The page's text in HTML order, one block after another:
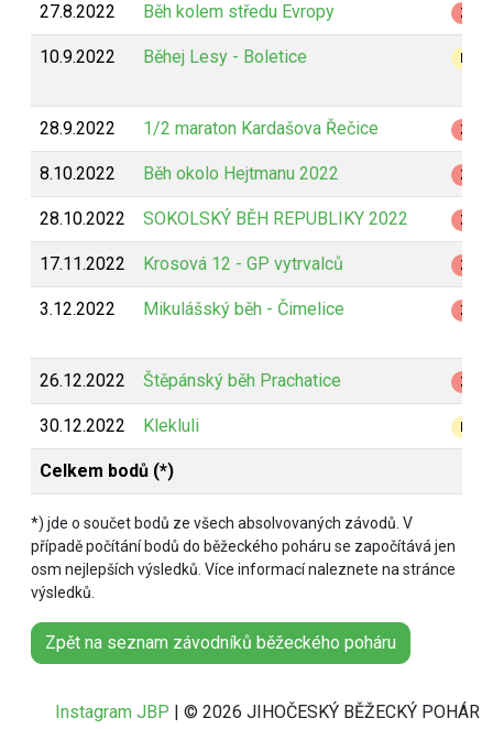
27.8.2022 Běh kolem středu Evropy Z
10.9.2022 Běhej Lesy - Boletice
28.9.2022 1/2 maraton Kardašova Řečice Z
8.10.2022 Běh okolo Hejtmanu 2022 Z
28.10.2022 SOKOLSKÝ BĚH REPUBLIKY 2022 Z
17.11.2022 Krosová 12 - GP vytrvalců Z
3.12.2022 Mikulášský běh - Čimelice Z
26.12.2022 Štěpánský běh Prachatice Z
30.12.2022 Klekluli
Celkem bodů (*)
*) jde o součet bodů ze všech absolvovaných závodů. V
případě počítání bodů do běžeckého poháru se započítává jen
osm nejlepších výsledků. Více informací naleznete na stránce
výsledků.
Zpět na seznam závodníků běžeckého poháru
Instagram JBP | © 2026 JIHOČESKÝ BĚŽECKÝ POHÁR